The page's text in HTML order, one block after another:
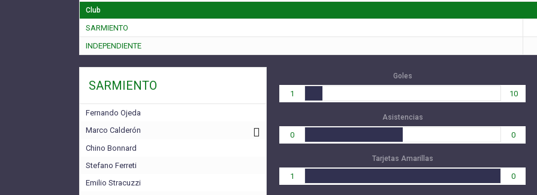
Club
SARMIENTO
INDEPENDIENTE
SARMIENTO
Fernando Ojeda
Marco Calderón
Chino Bonnard
Stefano Ferreti
Emilio Stracuzzi
Goles
1 10
Asistencias
0 0
Tarjetas Amarillas
1 0